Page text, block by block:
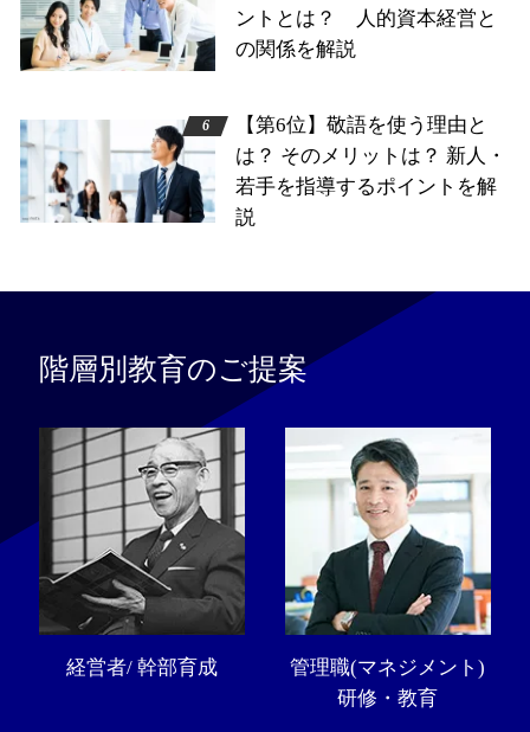
ントとは？ 人的資本経営と
の関係を解説
【第6位】敬語を使う理由と
は？ そのメリットは？ 新人・
若手を指導するポイントを解
説
階層別教育のご提案
経営者/ 幹部育成
管理職(マネジメント)
研修・教育